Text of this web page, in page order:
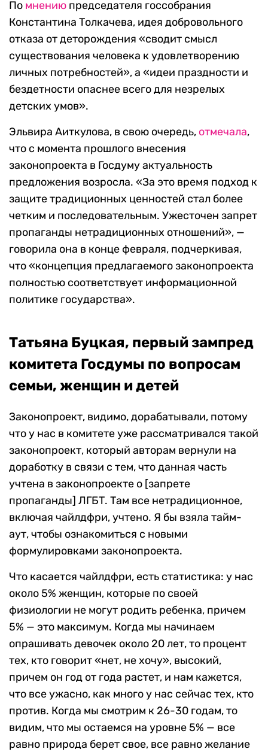
По мнению председателя госсобрания
Константина Толкачева, идея добровольного
отказа от деторождения «сводит смысл
существования человека к удовлетворению
личных потребностей», а «идеи праздности и
бездетности опаснее всего для незрелых
детских умов».
Эльвира Аиткулова, в свою очередь, отмечала,
что с момента прошлого внесения
законопроекта в Госдуму актуальность
предложения возросла. «За это время подход к
защите традиционных ценностей стал более
четким и последовательным. Ужесточен запрет
пропаганды нетрадиционных отношений», —
говорила она в конце февраля, подчеркивая,
что «концепция предлагаемого законопроекта
полностью соответствует информационной
политике государства».
Татьяна Буцкая, первый зампред
комитета Госдумы по вопросам
семьи, женщин и детей
Законопроект, видимо, дорабатывали, потому
что у нас в комитете уже рассматривался такой
законопроект, который авторам вернули на
доработку в связи с тем, что данная часть
учтена в законопроекте о [запрете
пропаганды] ЛГБТ. Там все нетрадиционное,
включая чайлдфри, учтено. Я бы взяла тайм-
аут, чтобы ознакомиться с новыми
формулировками законопроекта.
Что касается чайлдфри, есть статистика: у нас
около 5% женщин, которые по своей
физиологии не могут родить ребенка, причем
5% — это максимум. Когда мы начинаем
опрашивать девочек около 20 лет, то процент
тех, кто говорит «нет, не хочу», высокий,
причем он год от года растет, и нам кажется,
что все ужасно, как много у нас сейчас тех, кто
против. Когда мы смотрим к 26-30 годам, то
видим, что мы остаемся на уровне 5% — все
равно природа берет свое, все равно желание